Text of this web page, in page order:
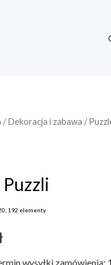
/Dekoracja i zabawa /
192 elementy
wysyłki zamówienia: